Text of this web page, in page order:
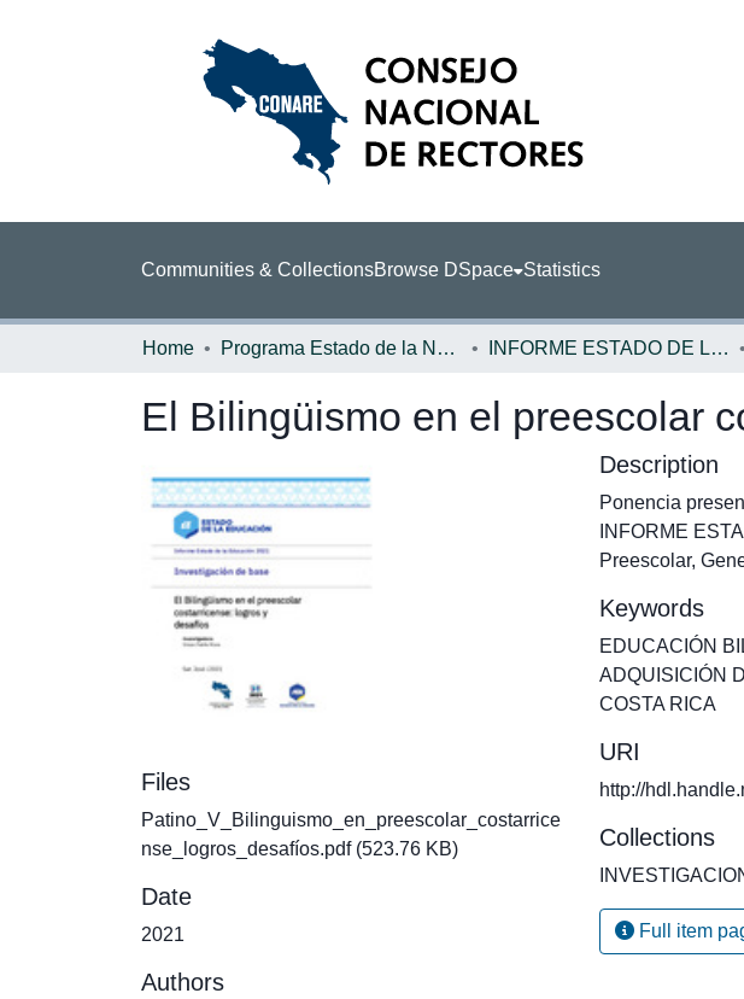
Communities & CollectionsBrowse DSpace Statistics
Home Programa Estado de la Nación (PEN) INFORME ESTADO DE LA EDUCACION
El Bilingüismo en el preescolar
Files
Patino_V_Bilinguismo_en_preescolar_costarrice
nse_logros_desafíos.pdf(523.76 KB)
Date
2021
Authors
Description
Ponencia
INFORME
Preescolar,
Keywords
EDUCACIÓN
ADQUISICIÓN
COSTA RICA
URI
http://
Collections
Full item